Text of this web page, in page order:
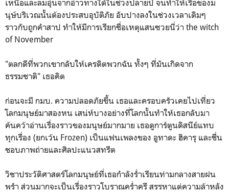
เหนือและลมอุ่นจากอ่าวทางใต้ในช่วงปลายปี จนทำให้เรือของม
นุษ์บริเวณนั้นต้องประสบอุบัติภัย อับปางลงในช่วงเวลาเดิมๆ
ราวกับถูกคำสาป ทำให้มีการเรียกชื่อเหตุแสนซวยนี่ว่า the witch
of November
"ตลกดีที่พวกเขากลับให้เครดิตพวกฉัน ทั้งๆ ที่มันเกิดจาก
ธรรมชาติ" เธอคิด
ก่อนจะมี กมบ. ความปลอดภัยขึ้น เธอและครอบครัวเคยไปเที่ยว
โลกมนุษย์มาสองหน เสน่ห์บางอย่างที่โลกนั้นทำให้เธอกลับมา
ค้นคว้าอ่านเรื่องราวของมนุษย์มากมาย เธอดูการ์ตูนดิสนีย์แทบ
ทุกเรื่อง (ยกเว้น Frozen) เป็นแฟนเพลงของ อูทาดะ ฮิคารุ และชื่น
ชอบภาพถ่ายและศิลปะแนวสทรีต
วิชาประวัติศาสตร์โลกมนุษย์ที่เธอกำลังร่ำเรียนท่ามกลางสายฝน
พรำ ส่วนมากจะเป็นเรื่องราวโบราณคร่ำครึ สรรหาแต่ความล้าหลัง